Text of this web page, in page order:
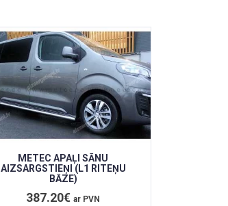
METEC APAĻI SĀNU
AIZSARGSTIEŅI (L1 RITEŅU
BĀZE)
387.20€ar PVN